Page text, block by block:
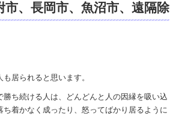
、長岡市、魚沼市、遠隔除
居られると思います。
ち続ける人は、どんどんと人の因縁を吸い込
着かなく成ったり、怒ってばかり居るように